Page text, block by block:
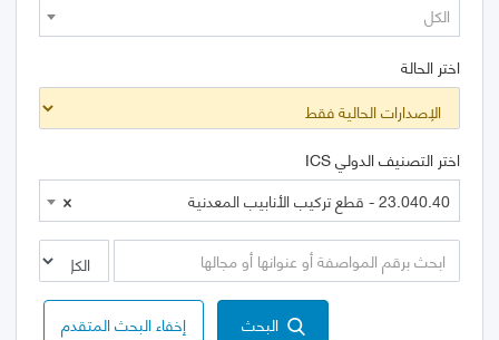
الكل
اختر الحالة
اختر التصنيف الدولي ICS
×
23.040.40 - قطع تركيب الأنابيب المعدنية
البحث إخفاء البحث المتقدم